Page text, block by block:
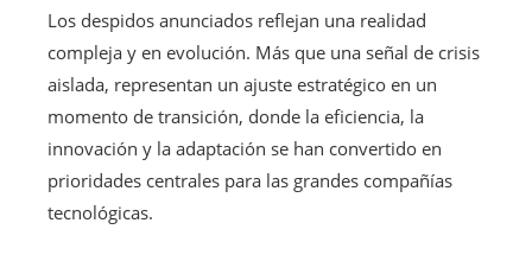
Los despidos anunciados reflejan una realidad
compleja y en evolución. Más que una señal de crisis
aislada, representan un ajuste estratégico en un
momento de transición, donde la eficiencia, la
innovación y la adaptación se han convertido en
prioridades centrales para las grandes compañías
tecnológicas.